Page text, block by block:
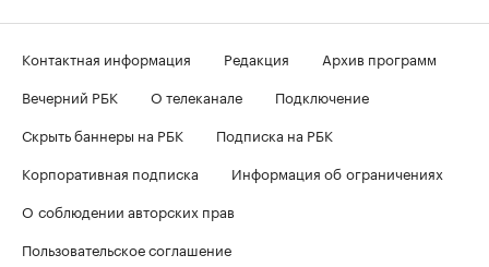
Контактная информация Редакция
Архив программ
Вечерний РБК
О телеканале
Подключение
Скрыть баннеры на РБК
Подписка на РБК
Корпоративная подписка
Информация об ограничениях
О соблюдении авторских прав
Пользовательское соглашение